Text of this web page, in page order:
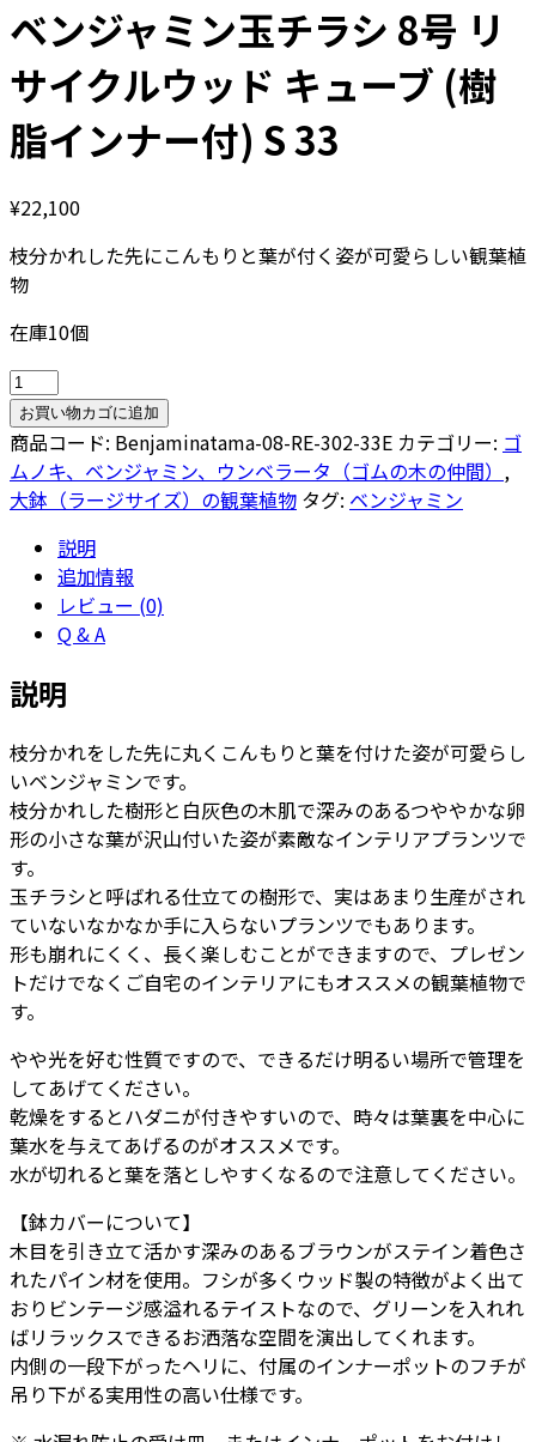
ベンジャミン玉チラシ 8号 リ
サイクルウッド キューブ (樹
脂インナー付) S 33
¥22,100
枝分かれした先にこんもりと葉が付く姿が可愛らしい観葉植
物
在庫10個
ベ
ン
ジ
ャ
ミ
号
サ
イ
ク
ル
ウ
ッ
ド
キ
ュ
ー
(樹
脂
イ
ン
ナ
ー
付)
S
33
個
お買い物カゴに追加
商品コード: Benjaminatama-08-RE-302-33E カテゴリー: ゴ
ムノキ、ベンジャミン、ウンベラータ（ゴムの木の仲間） ,
大鉢（ラージサイズ）の観葉植物 タグ: ベンジャミン
説明
追加情報
レビュー (0)
Q & A
説明
枝分かれをした先に丸くこんもりと葉を付けた姿が可愛らし
いベンジャミンです。
枝分かれした樹形と白灰色の木肌で深みのあるつややかな卵
形の小さな葉が沢山付いた姿が素敵なインテリアプランツで
す。
玉チラシと呼ばれる仕立ての樹形で、実はあまり生産がされ
ていないなかなか手に入らないプランツでもあります。
形も崩れにくく、長く楽しむことができますので、プレゼン
トだけでなくご自宅のインテリアにもオススメの観葉植物で
す。
やや光を好む性質ですので、できるだけ明るい場所で管理を
してあげてください。
乾燥をするとハダニが付きやすいので、時々は葉裏を中心に
葉水を与えてあげるのがオススメです。
水が切れると葉を落としやすくなるので注意してください。
【鉢カバーについて】
木目を引き立て活かす深みのあるブラウンがステイン着色さ
れたパイン材を使用。フシが多くウッド製の特徴がよく出て
おりビンテージ感溢れるテイストなので、グリーンを入れれ
ばリラックスできるお洒落な空間を演出してくれます。
内側の一段下がったヘリに、付属のインナーポットのフチが
吊り下がる実用性の高い仕様です。